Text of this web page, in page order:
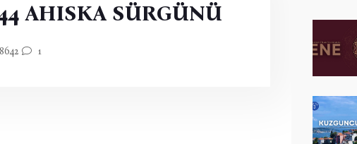
AHISKA SÜRGÜNÜ
1